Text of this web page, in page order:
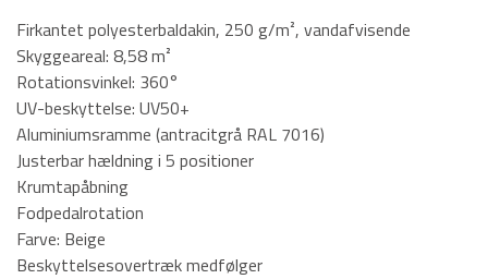
Firkantet polyesterbaldakin, 250 g/m², vandafvisende
Skyggeareal: 8,58 m²
Rotationsvinkel: 360°
UV-beskyttelse: UV50+
Aluminiumsramme (antracitgrå RAL 7016)
Justerbar hældning i 5 positioner
Krumtapåbning
Fodpedalrotation
Farve: Beige
Beskyttelsesovertræk medfølger